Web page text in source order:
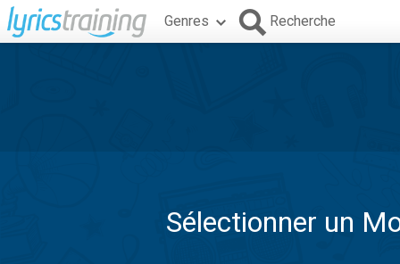
Genres Recherche
Sélectionner un